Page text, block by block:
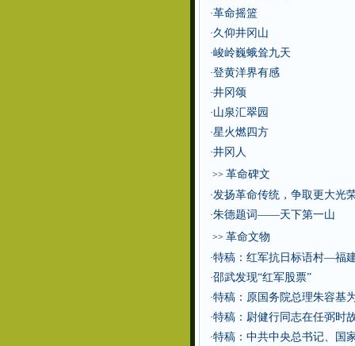
·革命摇篮
·久仰井冈山
·峻岭巍蛾耸九天
·登黄洋界有感
·井冈颂
·山泉汇翠园
·星火燃四方
·井冈人
>> 革命碑文
·发扬革命传统，争取更大光
·朱德题词——天下第一山
>> 革命文物
·特稿：红军抗日标语村—福
·邵武发现“红军股票”
·特稿：原国务院总理朱容基
·特稿：尉健行同志在任弼时
·特稿：中共中央总书记、国